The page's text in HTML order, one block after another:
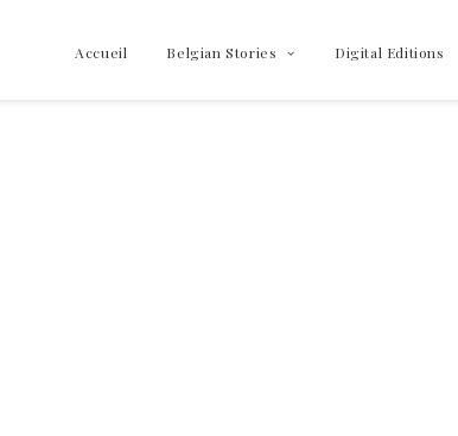
Accueil Belgian Stories Digital Editions